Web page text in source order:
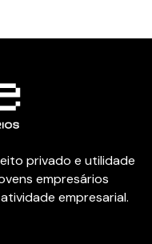
privado e utilidade
empresários
empresarial.